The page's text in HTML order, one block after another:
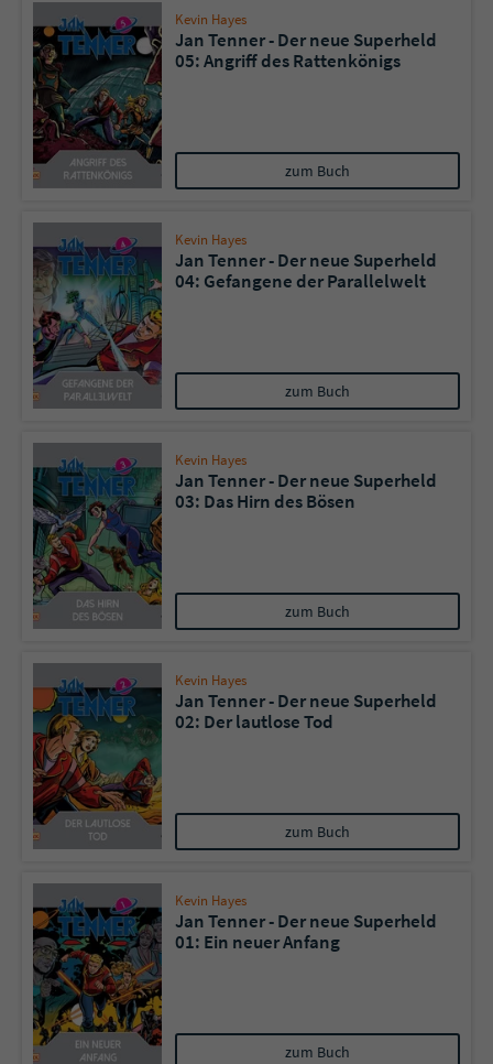
Kevin Hayes
Jan Tenner - Der neue Superheld
05: Angriff des Rattenkönigs
zum Buch
Kevin Hayes
Jan Tenner - Der neue Superheld
04: Gefangene der Parallelwelt
zum Buch
Kevin Hayes
Jan Tenner - Der neue Superheld
03: Das Hirn des Bösen
zum Buch
Kevin Hayes
Jan Tenner - Der neue Superheld
02: Der lautlose Tod
zum Buch
Kevin Hayes
Jan Tenner - Der neue Superheld
01: Ein neuer Anfang
zum Buch